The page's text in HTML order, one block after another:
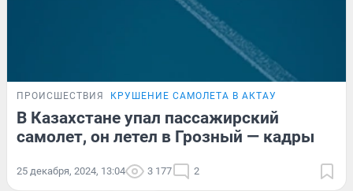
ПРОИСШЕСТВИЯ КРУШЕНИЕ САМОЛЕТА В АКТАУ
В Казахстане упал пассажирский
самолет, он летел в Грозный — кадры
25 декабря, 2024, 13:04 3 177 2